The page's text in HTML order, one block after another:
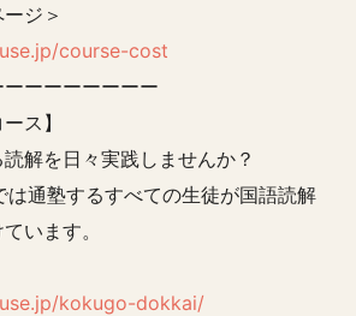
ジ＞
course-cost
ーーーーーーー
ス】
解を日々実践しませんか？
は通塾するすべての生徒が国語読解
います。
kokugo-dokkai/